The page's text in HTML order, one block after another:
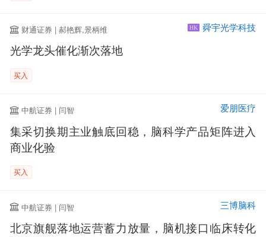
财通证券 | 郝艳辉,景柄维 HK 舜宇光学科技
光学龙头催化渐次落地
买入
中航证券 | 闫智 爱朋医疗
集采切换期主业触底回稳，脑科学产品矩阵进入
商业化验
买入
中航证券 | 闫智 三博脑科
北京旗舰落地运营蓄力放量，脑机接口临床转化